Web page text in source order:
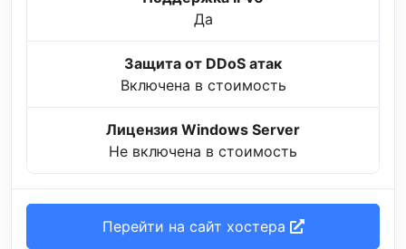
Да
Защита от DDoS атак
Включена в стоимость
Лицензия Windows Server
Не включена в стоимость
Перейти на сайт хостера